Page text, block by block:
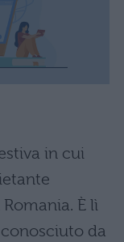
in cui
Romania. È lì
conosciuto da